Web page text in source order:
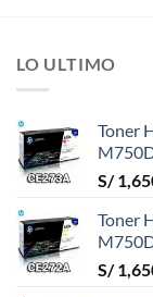
LO ULTIMO
Toner
S/
Toner
S/